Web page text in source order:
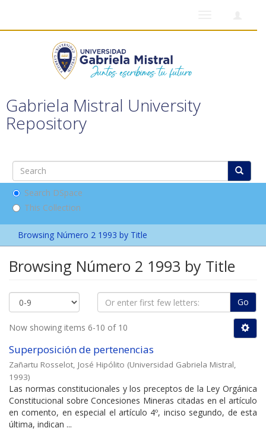
Gabriela Mistral University
Repository
Search DSpace
This Collection
Browsing Número 2 1993 by Title
Browsing Número 2 1993 by Title
Go
Now showing items 6-10 of 10
Superposición de pertenencias
Zañartu Rosselot, José Hipólito (Universidad Gabriela Mistral,
1993)
Las normas constitucionales y los preceptos de la Ley Orgánica
Constitucional sobre Concesiones Mineras citadas en el artículo
en comento, en especial el artículo 4º, inciso segundo, de esta
última, indican ...